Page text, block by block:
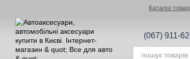
Каталог
(067) 911-